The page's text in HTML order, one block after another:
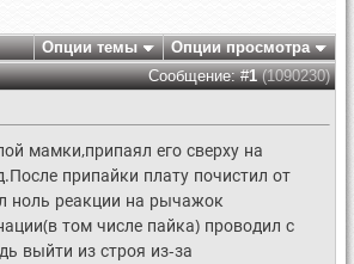
Опции темы
Опции просмотра
Сообщение: #1(1090230)
мамки,припаял его сверху на
припайки плату почистил от
ноль реакции на рычажок
том числе пайка) проводил с
выйти из строя из-за